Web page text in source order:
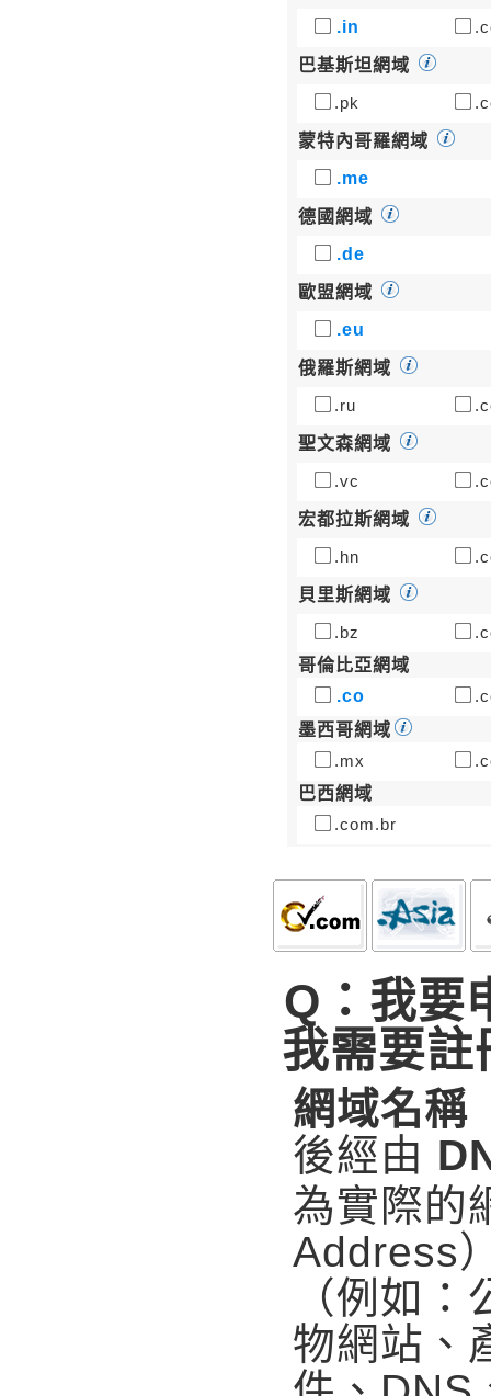
.in
巴基斯坦網域
.pk
蒙特內哥羅網域
.me
德國網域
.de
歐盟網域
.eu
俄羅斯網域
.ru
聖文森網域
.vc
宏都拉斯網域
.hn
貝里斯網域
.bz
哥倫比亞網域
.co
墨西哥網域
.mx
巴西網域
.com.br
Q：我要
我需要註
網域名稱
後經由
為實際的
Address
（例如
物網站、